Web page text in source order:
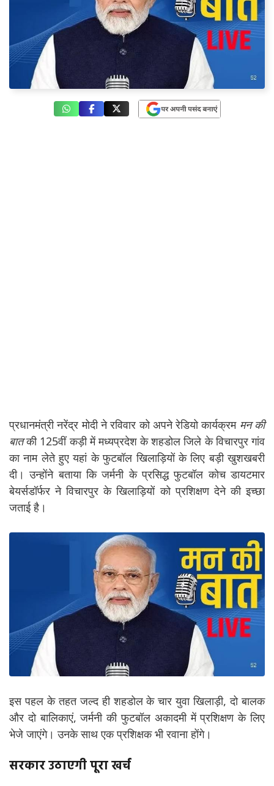
प्रधानमंत्री नरेंद्र मोदी ने रविवार को अपने रेडियो कार्यक्रम मन की
बातकी 125वीं कड़ी में मध्यप्रदेश के शहडोल जिले के विचारपुर गांव
का नाम लेते हुए यहां के फुटबॉल खिलाड़ियों के लिए बड़ी खुशखबरी
दी। उन्होंने बताया कि जर्मनी के प्रसिद्ध फुटबॉल कोच डायटमार
बेयर्सडॉर्फर ने विचारपुर के खिलाड़ियों को प्रशिक्षण देने की इच्छा
जताई है।
इस पहल के तहत जल्द ही शहडोल के चार युवा खिलाड़ी, दो बालक
और दो बालिकाएं, जर्मनी की फुटबॉल अकादमी में प्रशिक्षण के लिए
भेजे जाएंगे। उनके साथ एक प्रशिक्षक भी रवाना होंगे।
सरकार उठाएगी पूरा खर्च